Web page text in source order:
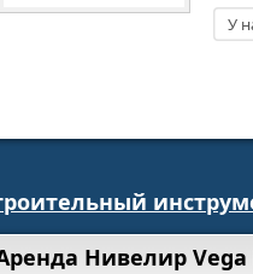
Нивелир Vega